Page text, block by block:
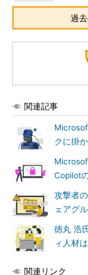
過
関連記事
クに掛
Copilot
攻撃者
ェアグ
徳丸 浩
ィ人材
関連リンク